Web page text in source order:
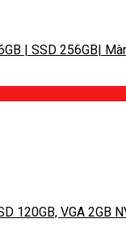
| SSD 256GB|
120GB, VGA 2GB